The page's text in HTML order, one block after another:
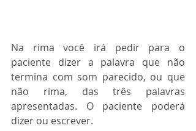
Na rima você irá pedir para o
paciente dizer a palavra que não
termina com som parecido, ou que
não rima, das três palavras
apresentadas. O paciente poderá
dizer ou escrever.